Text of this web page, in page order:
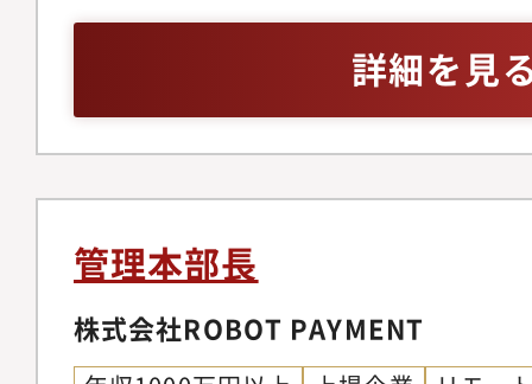
適化、セキュリティ
──IT面から組織の生
「このシステム、本
が、IT戦略を変えま
案と実行コーポレー
略、IR体制の構築
制を整備し、ステー
ケーションを強化し
レート組織構築・国
バー採用・管理・育
総務・法務） ■組織
レーシア側に経理1名
南アジアの生鮮食品
で、特にシンガポー
EC成長率は日本より
市場の事業規模の拡
しかし、生鮮食品に
コーポレート機能を
て頂きます。経営層
向先の組織状況に応
マネジメントしてい
えする組織基盤形成
す。上場会社のグル
運用も実行して頂く
ポジションとなりま
魅力＞・人材、保険
でのご経験・チーム
詳細を見
管理本部長
株式会社ROBOT PAYMENT